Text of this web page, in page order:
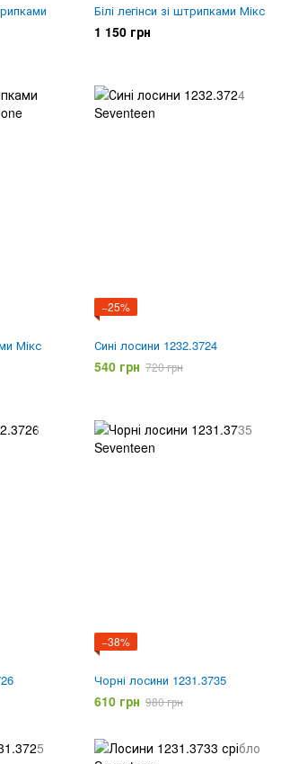
Білі легінси зі штрипками Мікс
1 150 грн
Мікс
−25%
Сині лосини 1232.3724
540 грн 720 грн
−38%
Чорні лосини 1231.3735
610 грн 980 грн